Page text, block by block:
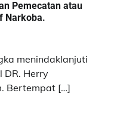
Pemecatan atau
Narkoba.
menindaklanjuti
DR. Herry
Bertempat […]